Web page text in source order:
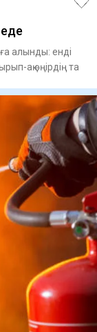
алынды: енді
ақ өңірдің та